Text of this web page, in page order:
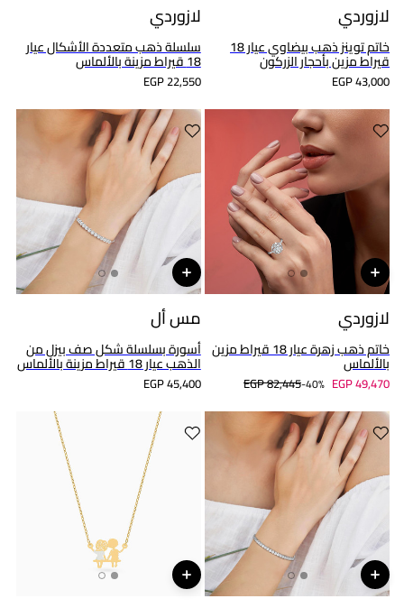
لازوردي
خاتم توينز ذهب بيضاوي عيار 18
قيراط مزين بأحجار الزركون
EGP 43,000
لازوردي
سلسلة ذهب متعددة الأشكال عيار
18 قيراط مزينة بالألماس
EGP 22,550
لازوردي
خاتم ذهب زهرة عيار 18 قيراط مزين
بالألماس
EGP 82,445 40%- EGP 49,470
مس أل
أسورة بسلسلة شكل صف بيزل من
الذهب عيار 18 قيراط مزينة بالألماس
EGP 45,400